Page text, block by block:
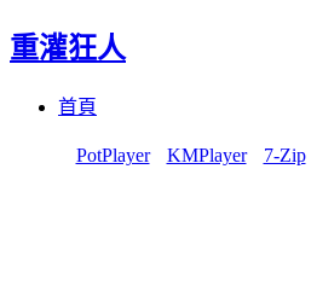
重灌狂人
首頁
PotPlayer KMPlayer 7-Zip